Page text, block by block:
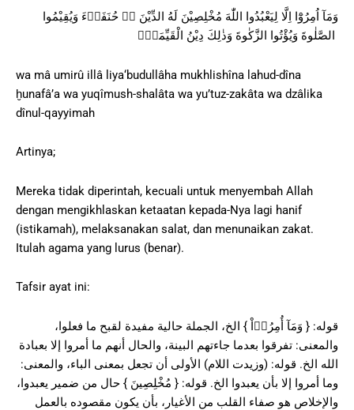
وَمَآ اُمِرُوْٓا اِلَّا لِيَعْبُدُوا اللّٰهَ مُخْلِصِيْنَ لَهُ الدِّيْنَ ەۙ حُنَفَاۤءَ وَيُقِيْمُوا
wa mâ umirû illâ liya‘budullâha mukhlishîna lahud-dîna
ḫunafâ’a wa yuqîmush-shalâta wa yu’tuz-zakâta wa dzâlika
dînul-qayyimah
Artinya;
Mereka tidak diperintah, kecuali untuk menyembah Allah
dengan mengikhlaskan ketaatan kepada-Nya lagi hanif
(istikamah), melaksanakan salat, dan menunaikan zakat.
Itulah agama yang lurus (benar).
Tafsir ayat ini:
قوله: { وَمَآ أُمِرُوۤاْ } الخ، الجملة حالية مفيدة لقبح ما فعلوا،
والمعنى: تفرقوا بعدما جاءتهم البينة، والحال أنهم ما أمروا إلا بعبادة
الله الخ. قوله: (وزيدت اللام) الأولى أن تجعل بمعنى الباء، والمعنى:
وما أمروا إلا بأن يعبدوا الخ. قوله: { مُخْلِصِينَ } حال من ضمير يعبدوا،
والإخلاص هو صفاء القلب من الأغيار، بأن يكون مقصوده بالعمل